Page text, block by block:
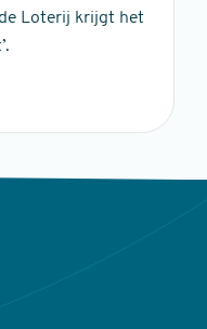
Loterij krijgt het